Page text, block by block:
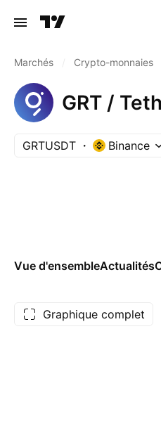
Marchés Crypto-monnaies
GRT /
GRTUSDT Binance
Vue d'ensembleActualités
Graphique complet